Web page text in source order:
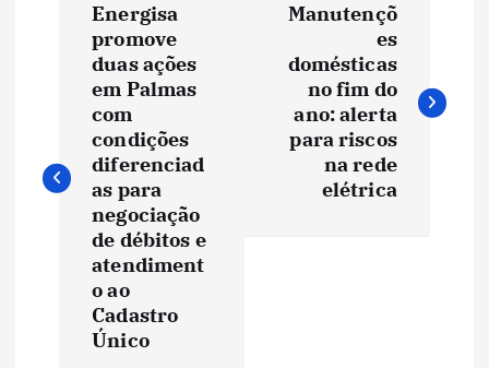
e
g
Energisa
promove
duas ações
em Palmas
com
condições
diferenciad
as para
negociação
de débitos e
atendiment
o ao
Cadastro
Único
Manutençõ
es
domésticas
no fim do
ano: alerta
para riscos
na rede
elétrica